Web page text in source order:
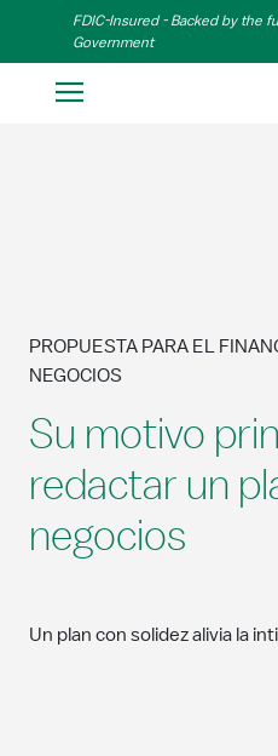
Skip to Main Content
FDIC-Insured - Backed by the
Government
Su motivo
redactar un
negocios
PROPUESTA PARA EL
NEGOCIOS
Un plan con solidez alivia la